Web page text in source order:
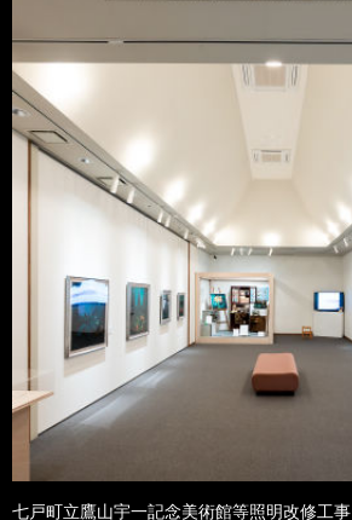
七戸町立鷹山宇一記念美術館等照明改修工事